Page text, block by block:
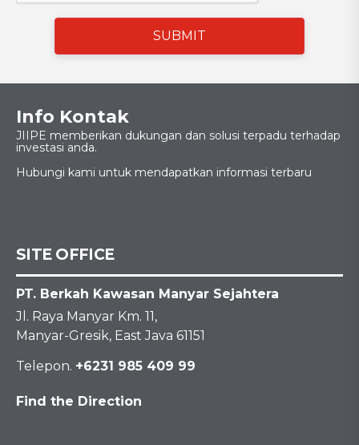
SUBMIT
Info Kontak
JIIPE memberikan dukungan dan solusi terpadu terhadap
investasi anda.
Hubungi kami untuk mendapatkan informasi terbaru
SITE OFFICE
PT. Berkah Kawasan Manyar Sejahtera
Jl. Raya Manyar Km. 11,
Manyar-Gresik, East Java 61151
Telepon. +6231 985 409 99
Find the Direction